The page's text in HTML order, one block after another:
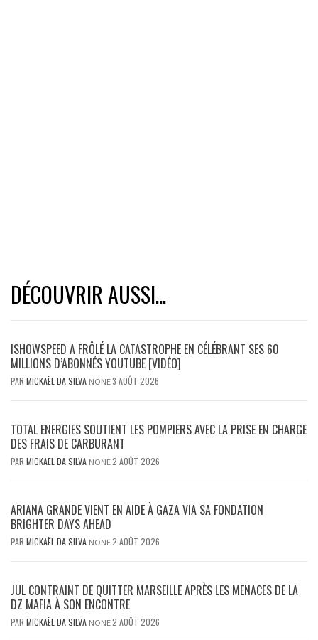
DÉCOUVRIR AUSSI...
ISHOWSPEED A FRÔLÉ LA CATASTROPHE EN CÉLÉBRANT SES 60
MILLIONS D’ABONNÉS YOUTUBE [VIDÉO]
PAR MICKAËL DA SILVA NONE3 AOÛT 2026
TOTAL ENERGIES SOUTIENT LES POMPIERS AVEC LA PRISE EN CHARGE
DES FRAIS DE CARBURANT
PAR MICKAËL DA SILVA NONE2 AOÛT 2026
ARIANA GRANDE VIENT EN AIDE À GAZA VIA SA FONDATION
BRIGHTER DAYS AHEAD
PAR MICKAËL DA SILVA NONE2 AOÛT 2026
JUL CONTRAINT DE QUITTER MARSEILLE APRÈS LES MENACES DE LA
DZ MAFIA À SON ENCONTRE
PAR MICKAËL DA SILVA NONE2 AOÛT 2026